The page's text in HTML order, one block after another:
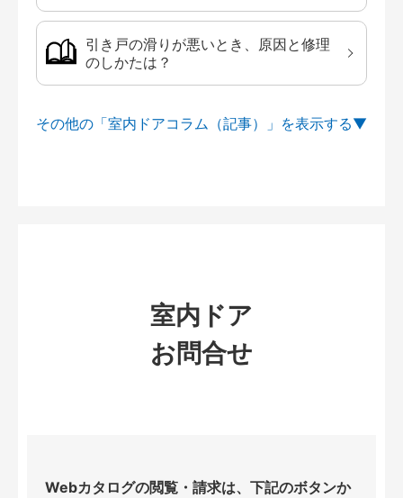
引き戸の滑りが悪いとき、原因と修理
のしかたは？
その他の「室内ドアコラム（記事）」を
室内ドア
お問合せ
Webカタログの閲覧・請求は、下記のボタンか